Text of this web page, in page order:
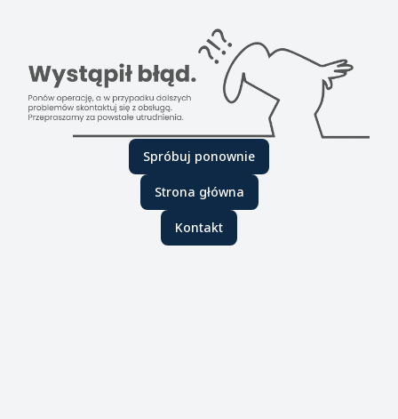
Spróbuj ponownie
Strona główna
Kontakt